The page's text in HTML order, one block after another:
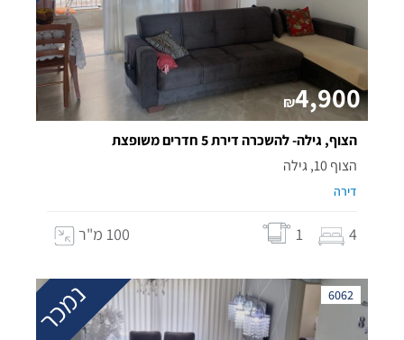
₪4,900
הצוף, גילה- להשכרה דירת 5 חדרים משופצת
הצוף 10, גילה
דירה
4
1 100 מ"ר
6062 נמכר